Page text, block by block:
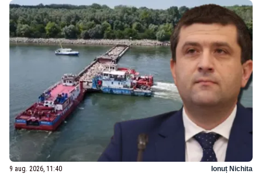
9 aug. 2026, 11:40 Ionuț Nichita